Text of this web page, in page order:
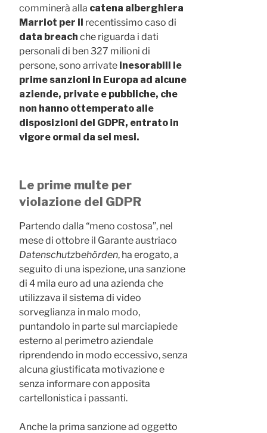
comminerà alla catena alberghiera
Marriot per il recentissimo caso di
data breach che riguarda i dati
personali di ben 327 milioni di
persone, sono arrivate inesorabili le
prime sanzioni in Europa ad alcune
aziende, private e pubbliche, che
non hanno ottemperato alle
disposizioni del GDPR, entrato in
vigore ormai da sei mesi.
Le prime multe per
violazione del GDPR
Partendo dalla “meno costosa”, nel
mese di ottobre il Garante austriaco
Datenschutzbehörden, ha erogato, a
seguito di una ispezione, una sanzione
di 4 mila euro ad una azienda che
utilizzava il sistema di video
sorveglianza in malo modo,
puntandolo in parte sul marciapiede
esterno al perimetro aziendale
riprendendo in modo eccessivo, senza
alcuna giustificata motivazione e
senza informare con apposita
cartellonistica i passanti.
Anche la prima sanzione ad oggetto